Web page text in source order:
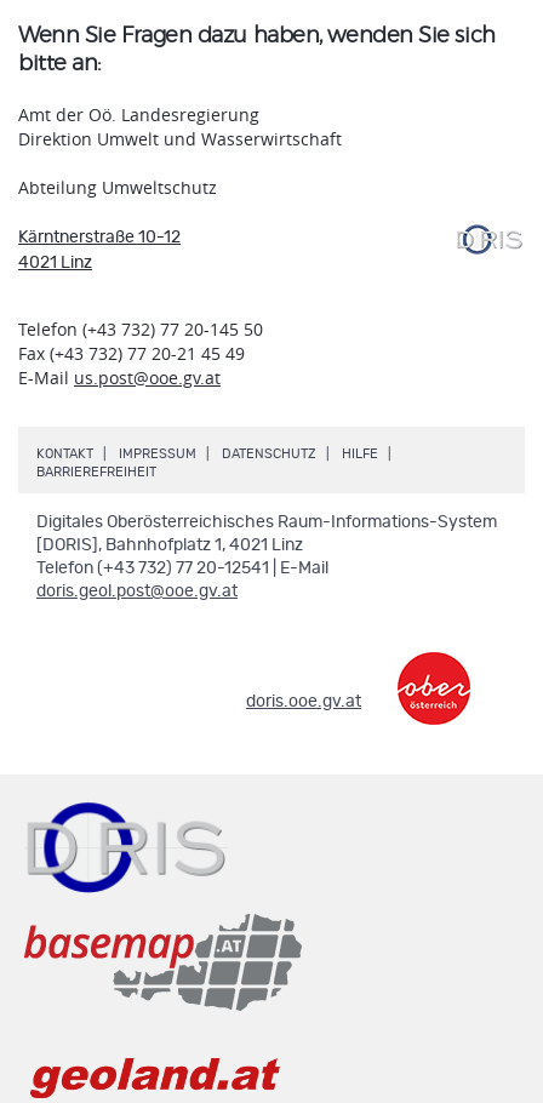
Wenn Sie Fragen dazu haben, wenden Sie sich
bitte an:
Amt der Oö. Landesregierung
Direktion Umwelt und Wasserwirtschaft
Abteilung Umweltschutz
Kärntnerstraße 10-12
4021 Linz
Telefon (+43 732) 77 20-145 50
Fax (+43 732) 77 20-21 45 49
E-Mail us.post@ooe.gv.at
KONTAKT IMPRESSUM DATENSCHUTZ HILFE
BARRIEREFREIHEIT.
Digitales Oberösterreichisches Raum-Informations-System
[DORIS], Bahnhofplatz 1, 4021 Linz
Telefon (+43 732) 77 20-12541 | E-Mail
doris.geol.post@ooe.gv.at
doris.ooe.gv.at.